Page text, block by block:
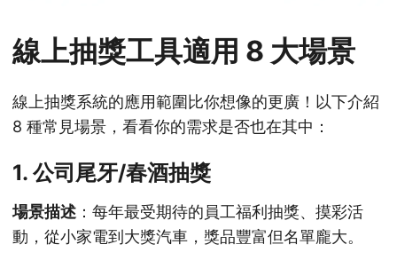
線上抽獎工具適用 8 大場景
線上抽獎系統的應用範圍比你想像的更廣！以下介紹
8 種常見場景，看看你的需求是否也在其中：
1. 公司尾牙/春酒抽獎
場景描述 ：每年最受期待的員工福利抽獎、摸彩活
動，從小家電到大獎汽車，獎品豐富但名單龐大。